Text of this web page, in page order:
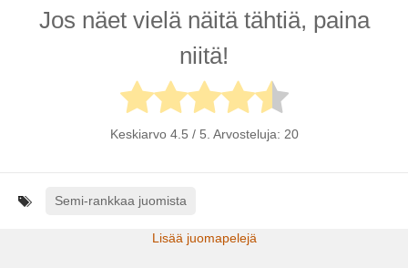
Jos näet vielä näitä tähtiä, paina
niitä!
Keskiarvo 4.5 / 5. Arvosteluja: 20
Semi-rankkaa juomista
Lisää juomapelejä